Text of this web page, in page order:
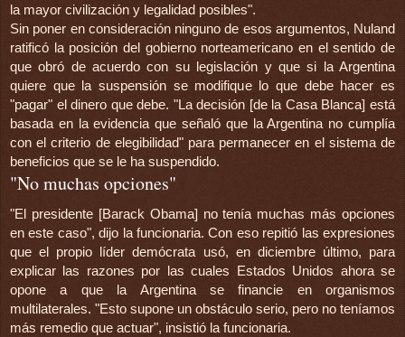
la mayor civilización y legalidad posibles".
Sin poner en consideración ninguno de esos argumentos, Nuland
ratificó la posición del gobierno norteamericano en el sentido de
que obró de acuerdo con su legislación y que si la Argentina
quiere que la suspensión se modifique lo que debe hacer es
"pagar" el dinero que debe. "La decisión [de la Casa Blanca] está
basada en la evidencia que señaló que la Argentina no cumplía
con el criterio de elegibilidad" para permanecer en el sistema de
beneficios que se le ha suspendido.
"No muchas opciones"
"El presidente [Barack Obama] no tenía muchas más opciones
en este caso", dijo la funcionaria. Con eso repitió las expresiones
que el propio líder demócrata usó, en diciembre último, para
explicar las razones por las cuales Estados Unidos ahora se
opone a que la Argentina se financie en organismos
multilaterales. "Esto supone un obstáculo serio, pero no teníamos
más remedio que actuar", insistió la funcionaria.